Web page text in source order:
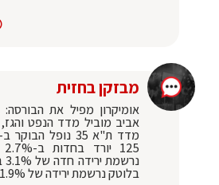
מבזקן בחזית
אומיקרון מפיל את
בלוטק נרשמת ירידה של 1.9%